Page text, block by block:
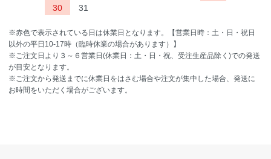
30
31
※赤色で表示されている日は休業日となります。【営業日時：土・日・祝日
以外の平日10-17時（臨時休業の場合があります）】
※ご注文日より３～６営業日(休業日：土・日・祝、受注生産品除く)での発送
が目安となります。
※ご注文から発送までに休業日をはさむ場合や注文が集中した場合、発送に
お時間をいただく場合がございます。